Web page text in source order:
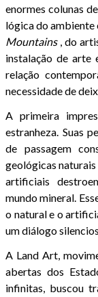
enormes colunas
lógica do ambiente
Mountains, do
instalação de arte
relação
necessidade de
A primeira
estranheza. Suas
de passagem
geológicas
artificiais
mundo mineral.
o natural e o
um diálogo
A Land Art,
abertas dos
infinitas, buscou